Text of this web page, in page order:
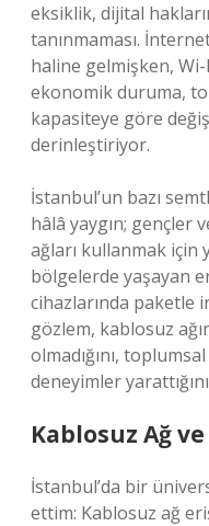
eksiklik, dijital
tanınmaması.
haline gelmişken, Wi-
ekonomik duruma,
kapasiteye göre
derinleştiriyor.
İstanbul’un bazı
hâlâ yaygın; gençler
ağları kullanmak için
bölgelerde yaşayan
cihazlarında paketle
gözlem, kablosuz
olmadığını,
deneyimler
Kablosuz Ağ
İstanbul’da bir
ettim: Kablosuz ağ